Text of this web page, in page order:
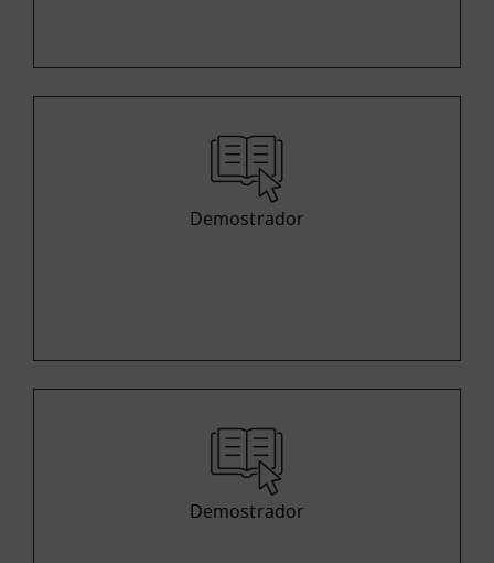
Demostrador
Demostrador